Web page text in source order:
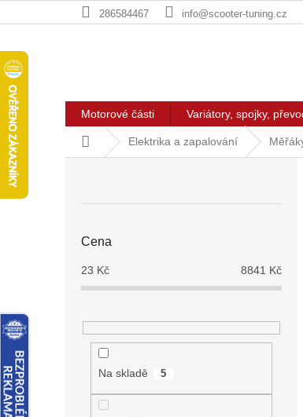
na
286584467 info@scooter-tuning.cz
Motorové části Variátory, spojky,
Domů Elektrika a zapalování
Cena
23 Kč 8841 Kč
Na skladě 5